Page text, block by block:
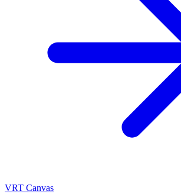
VRT Canvas